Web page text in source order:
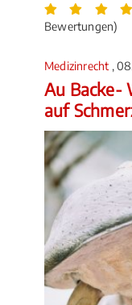
Bewertungen)
Medizinrecht ,
Au Backe-
auf